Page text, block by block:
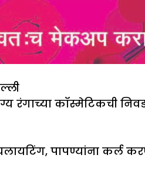
रंगाच्या कॉस्मेटिकची
पापण्यांना कर्ल